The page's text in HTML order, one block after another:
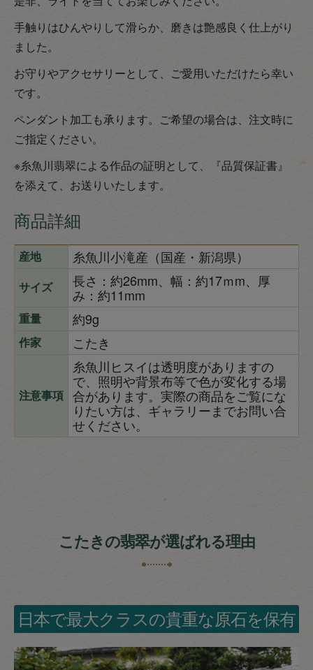
手触りはひんやりして滑らか、磨きは艶感良く仕上がり
ました。
お守りやアクセサリーとして、ご愛用いただけたら幸い
です。
ペンダント加工も承ります。ご希望の場合は、注文時に
ご指定ください。
※糸魚川翡翠による作品の証明として、『品質保証書』
を添えて、お送りいたします。
商品詳細
産地 糸魚川小滝産（国産・新潟県）
サイズ
長さ：約26mm、幅：約17ｍm、厚
み：約11mm
重量 約9g
作家 こたき
注意事項
糸魚川ヒスイは透明度がありますの
で、照明や背景布等で色が変化する場
合があります。実際の商品をご覧にな
りたい方は、ギャラリーまでお問い合
せください。
こたきの翡翠が選ばれる理由
日本で最大クラスの貴重な原石を保有